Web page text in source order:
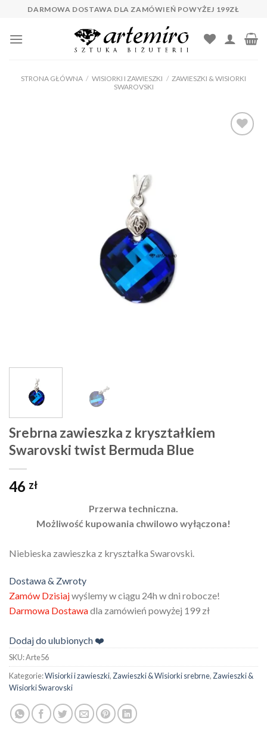
content
DARMOWA DOSTAWA DLA ZAMÓWIEŃ POWYŻEJ 199ZŁ
STRONA GŁÓWNA / WISIORKI I ZAWIESZKI / ZAWIESZKI & WISIORKI
SWAROVSKI
Srebrna zawieszka z kryształkiem
Swarovski twist Bermuda Blue
46 zł
Przerwa techniczna.
Możliwość kupowania chwilowo wyłączona!
Niebieska zawieszka z kryształka Swarovski.
Dostawa & Zwroty
Zamów Dzisiajwyślemy w ciągu 24h w dni robocze!
Darmowa Dostawadla zamówień powyżej 199 zł
Dodaj do ulubionych ❤️
SKU:Arte56
Kategorie:Wisiorki i zawieszki, Zawieszki & Wisiorki srebrne, Zawieszki &
Wisiorki Swarovski